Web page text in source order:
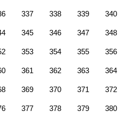
337 338 339 340
345 346 347 348
353 354 355 356
361 362 363 364
369 370 371 372
377 378 379 380